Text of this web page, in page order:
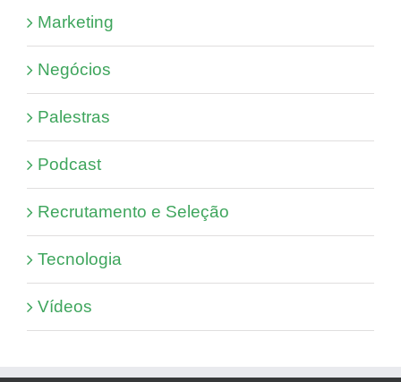
Marketing
Negócios
Palestras
Podcast
Recrutamento e Seleção
Tecnologia
Vídeos